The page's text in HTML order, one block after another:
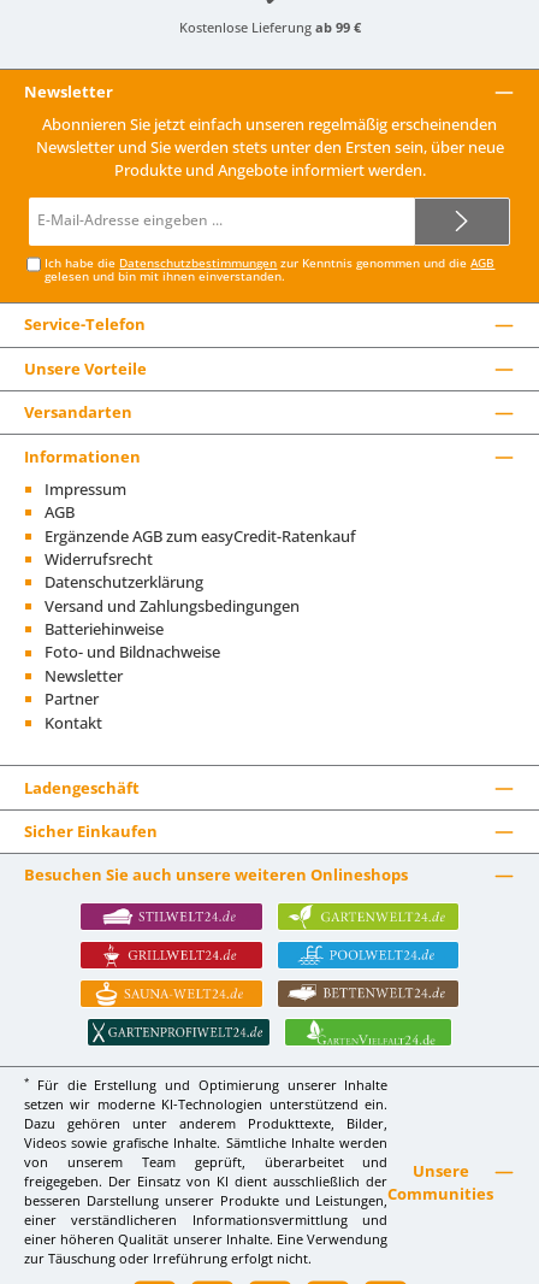
Kostenlose Lieferung ab 99 €
Newsletter
Abonnieren Sie jetzt einfach unseren regelmäßig erscheinenden
Newsletter und Sie werden stets unter den Ersten sein, über neue
Produkte und Angebote informiert werden.
Mail-
Ich habe die Datenschutzbestimmungen zur Kenntnis genommen und dieAGB
gelesen und bin mit ihnen einverstanden.
Service-Telefon
Unsere Vorteile
Versandarten
Informationen
Impressum
AGB
Ergänzende AGB zum easyCredit-Ratenkauf
Widerrufsrecht
Datenschutzerklärung
Versand und Zahlungsbedingungen
Batteriehinweise
Foto- und Bildnachweise
Newsletter
Partner
Kontakt
Ladengeschäft
Sicher Einkaufen
Besuchen Sie auch unsere weiteren Onlineshops
*
Für die Erstellung und Optimierung unserer Inhalte
setzen wir moderne KI-Technologien unterstützend ein.
Dazu gehören unter anderem Produkttexte, Bilder,
Videos sowie grafische Inhalte. Sämtliche Inhalte werden
von unserem Team geprüft, überarbeitet und
freigegeben. Der Einsatz von KI dient ausschließlich der
besseren Darstellung unserer Produkte und Leistungen,
einer verständlicheren Informationsvermittlung und
einer höheren Qualität unserer Inhalte. Eine Verwendung
zur Täuschung oder Irreführung erfolgt nicht.
Unsere
Communities